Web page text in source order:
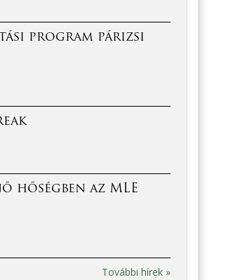
program párizsi
hőségben az MLE
További hírek »